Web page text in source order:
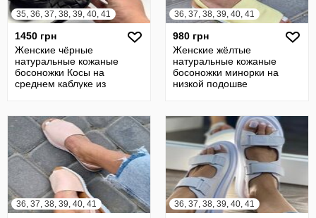
35, 36, 37, 38, 39, 40, 41
1450 грн
Женские чёрные
натуральные кожаные
босоножки Косы на
среднем каблуке из
36, 37, 38, 39, 40, 41
980 грн
Женские жёлтые
натуральные кожаные
босоножки минорки на
низкой подошве
36, 37, 38, 39, 40, 41 36, 37, 38, 39, 40, 41